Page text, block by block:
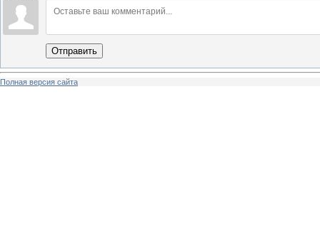
Отправить
Полная версия сайта